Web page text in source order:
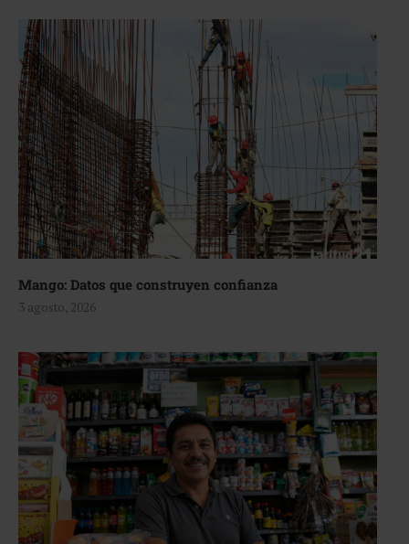
Mango: Datos que construyen confianza
3 agosto, 2026